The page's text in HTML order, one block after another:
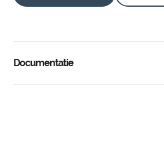
Documentatie